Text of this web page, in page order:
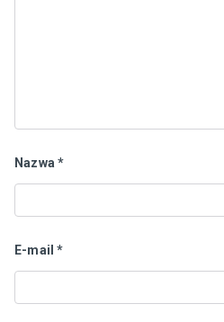
Nazwa*
E-mail*